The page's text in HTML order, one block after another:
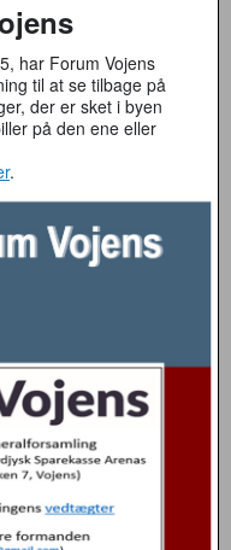
har Forum Vojens
til at se tilbage på
der er sket i byen
på den ene eller
.